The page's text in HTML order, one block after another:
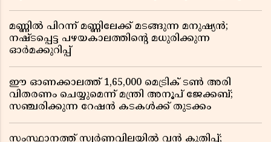
മണ്ണിൽ പിറന്ന് മണ്ണിലേക്ക് മടങ്ങുന്ന മനുഷ്യൻ;
നഷ്ടപ്പെട്ട പഴയകാലത്തിൻ്റെ മധുരിക്കുന്ന
ഓർമക്കുറിപ്പ്
ഈ ഓണക്കാലത്ത് 1,65,000 മെട്രിക് ടൺ അരി
വിതരണം ചെയ്യുമെന്ന് മന്ത്രി അനൂപ് ജേക്കബ്;
സഞ്ചരിക്കുന്ന റേഷൻ കടകൾക്ക് തുടക്കം
സംസ്ഥാനത്ത് സ്വർണവിലയിൽ വൻ കുതിപ്പ്;